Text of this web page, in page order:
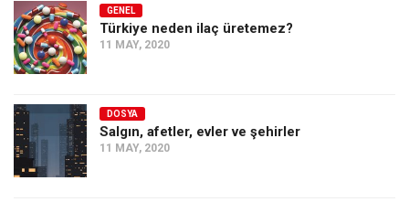
GENEL
Türkiye neden ilaç üretemez?
11 MAY, 2020
DOSYA
Salgın, afetler, evler ve şehirler
11 MAY, 2020